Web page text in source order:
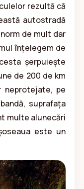
rezultă că
autostradă
de mult dar
înțelegem de
șerpuiește
de 200 de km
pe
suprafața
multe alunecări
este un